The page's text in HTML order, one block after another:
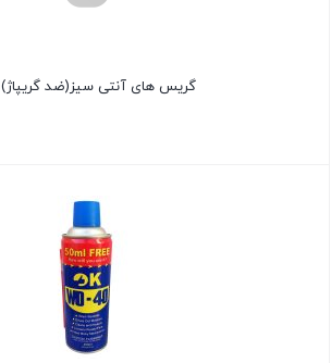
گریس های آنتی سیز(ضد گریپاژ)